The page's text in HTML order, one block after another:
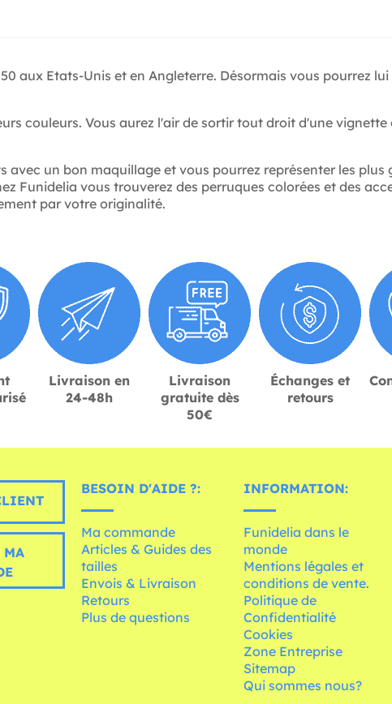
aux Etats-Unis et en Angleterre. Désormais vous pourrez
couleurs. Vous aurez l'air de sortir tout droit d'une
avec un bon maquillage et vous pourrez représenter les
Funidelia vous trouverez des perruques colorées et des
par votre originalité.
Livraison en
24-48h
Livraison
gratuite dès
50€
Échanges et
retours
MA
BESOIN D'AIDE ?:
Ma commande
Articles & Guides des
tailles
Envois & Livraison
Retours
Plus de questions
INFORMATION:
Funidelia dans le
monde
Mentions légales et
conditions de vente.
Politique de
Confidentialité
Cookies
Zone Entreprise
Sitemap
Qui sommes nous?